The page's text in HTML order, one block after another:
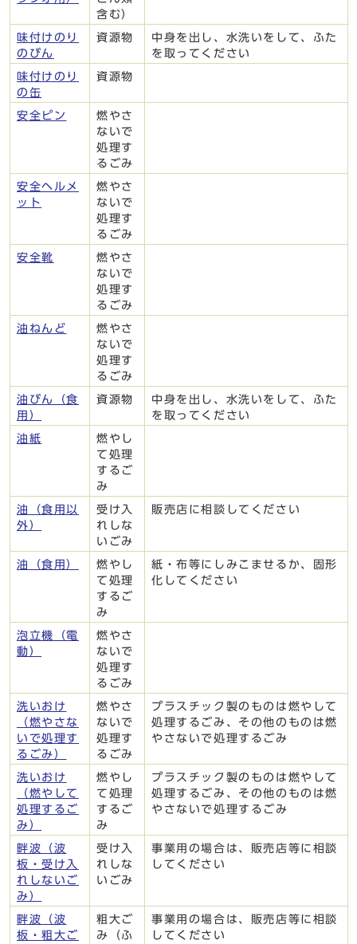
含む）
味付けのり
のびん
資源物
中身を出し、水洗いをして、ふた
を取ってください
味付けのり
の缶
資源物
安全ピン
燃やさ
ないで
処理す
るごみ
安全ヘルメ
ット
燃やさ
ないで
処理す
るごみ
安全靴
燃やさ
ないで
処理す
るごみ
油ねんど
燃やさ
ないで
処理す
るごみ
油びん（食
用）
資源物
中身を出し、水洗いをして、ふた
を取ってください
油紙
燃やし
て処理
するご
み
油（食用以
外）
受け入
れしな
いごみ
販売店に相談してください
油（食用）
燃やし
て処理
するご
み
紙・布等にしみこませるか、固形
化してください
泡立機（電
動）
燃やさ
ないで
処理す
るごみ
洗いおけ
（燃やさな
いで処理す
るごみ）
燃やさ
ないで
処理す
るごみ
プラスチック製のものは燃やして
処理するごみ、その他のものは燃
やさないで処理するごみ
洗いおけ
（燃やして
処理するご
み）
燃やし
て処理
するご
み
プラスチック製のものは燃やして
処理するごみ、その他のものは燃
やさないで処理するごみ
畔波（波
板・受け入
れしないご
み）
受け入
れしな
いごみ
事業用の場合は、販売店等に相談
してください
畔波（波
板・粗大ご
粗大ご
み（ふ
事業用の場合は、販売店等に相談
してください